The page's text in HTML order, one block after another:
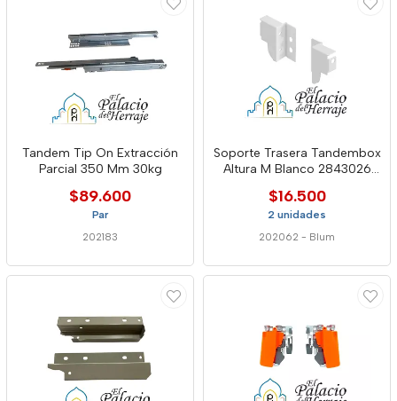
Tandem Tip On Extracción
Parcial 350 Mm 30kg
$89.600
Par
202183
Soporte Trasera Tandembox
Altura M Blanco 2843026
$16.500
2 unidades
202062 - Blum